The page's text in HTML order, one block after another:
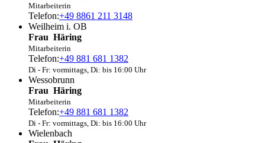
Mitarbeiterin
Telefon:+49 8861 211 3148
Weilheim i. OB
Frau Häring
Mitarbeiterin
Telefon:+49 881 681 1382
Di - Fr: vormittags, Di: bis 16:00 Uhr
Wessobrunn
Frau Häring
Mitarbeiterin
Telefon:+49 881 681 1382
Di - Fr: vormittags, Di: bis 16:00 Uhr
Wielenbach